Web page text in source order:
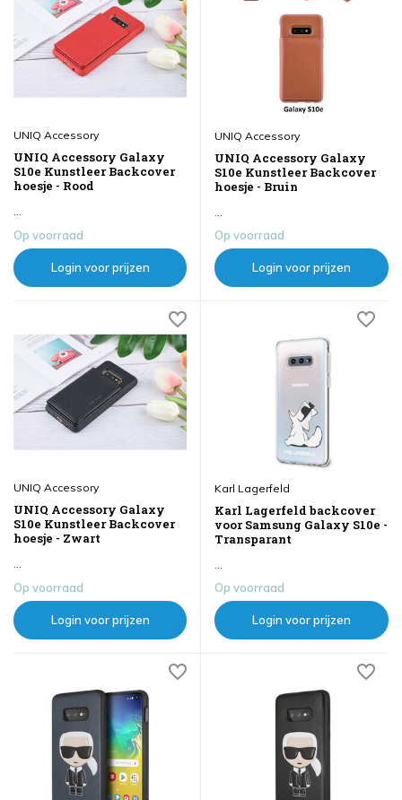
UNIQ Accessory
UNIQ Accessory Galaxy
S10e Kunstleer Backcover
hoesje - Rood
...
Op voorraad
Login voor prijzen
UNIQ Accessory
UNIQ Accessory Galaxy
S10e Kunstleer Backcover
hoesje - Bruin
Op voorraad
Login voor prijzen
UNIQ Accessory
UNIQ Accessory Galaxy
S10e Kunstleer Backcover
hoesje - Zwart
Op voorraad
Login voor prijzen
Karl Lagerfeld
Karl Lagerfeld backcover
voor Samsung Galaxy S10e -
Transparant
Op voorraad
Login voor prijzen